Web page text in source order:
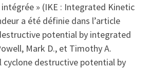
» (IKE : Integrated Kinetic
a été définie dans l’article
potential by integrated
Mark D., et Timothy A.
cyclone destructive potential by